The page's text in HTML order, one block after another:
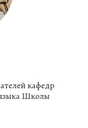
кафедр
Школы